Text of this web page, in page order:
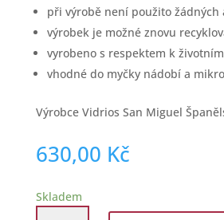
při výrobě není použito žádných
výrobek je možné znovu
vyrobeno s respektem k
vhodné do myčky nádobí a
Výrobce Vidrios San Miguel
630,00 Kč
Skladem